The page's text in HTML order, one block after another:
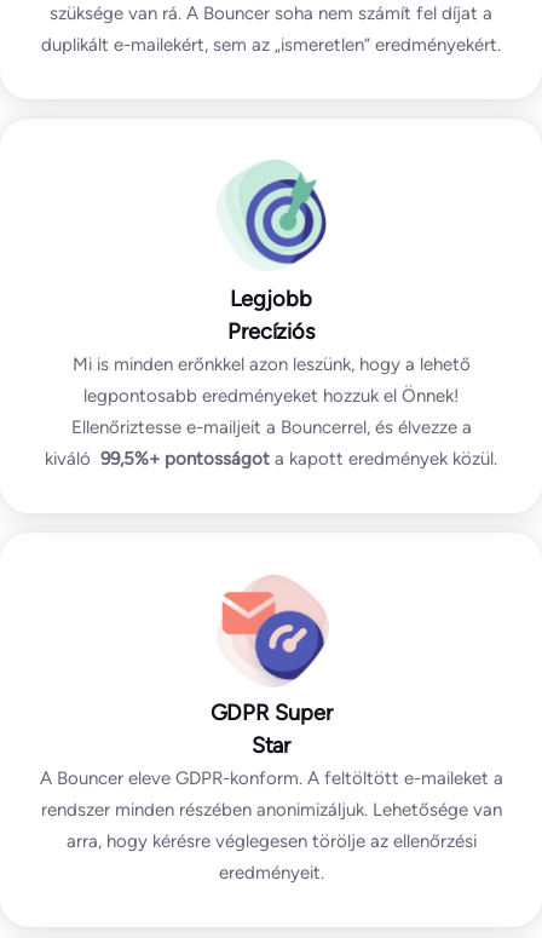
szüksége van rá. A Bouncer soha nem számít fel díjat a
duplikált e-mailekért, sem az „ismeretlen” eredményekért.
Legjobb
Precíziós
Mi is minden erőnkkel azon leszünk, hogy a lehető
legpontosabb eredményeket hozzuk el Önnek!
Ellenőriztesse e-mailjeit a Bouncerrel, és élvezze a
kiváló 99,5%+ pontosságot a kapott eredmények közül.
GDPR Super
Star
A Bouncer eleve GDPR-konform. A feltöltött e-maileket a
rendszer minden részében anonimizáljuk. Lehetősége van
arra, hogy kérésre véglegesen törölje az ellenőrzési
eredményeit.